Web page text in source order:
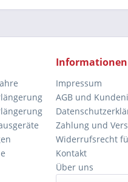
Informationen
Impressum
AGB und
Zahlung und
Widerrufsrecht
Kontakt
Über uns